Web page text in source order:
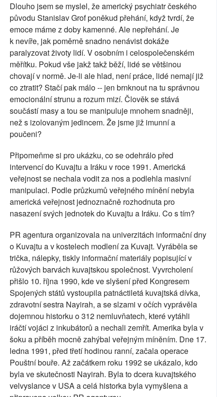
Dlouho jsem se myslel, že americký psychiatr českého
původu Stanislav Grof poněkud přehání, když tvrdí, že
emoce máme z doby kamenné. Ale nepřehání. Je
k nevíře, jak poměrně snadno nenávist dokáže
paralyzovat životy lidí. V osobním i celospolečenském
měřítku. Pokud vše jakž takž běží, lidé se většinou
chovají v normě. Je-li ale hlad, není práce, lidé nemají již
co ztratit? Stačí pak málo -- jen brnknout na tu správnou
emocionální strunu a rozum mizí. Člověk se stává
součástí masy a tou se manipuluje mnohem snadněji,
než s izolovaným jedincem. Že jsme již imunní a
poučeni?
Připomeňme si pro ukázku, co se odehrálo před
intervencí do Kuvajtu a Iráku v roce 1991. Americká
veřejnost se nechala vodit za nos a podlehla masivní
manipulaci. Podle průzkumů veřejného mínění nebyla
americká veřejnost jednoznačně rozhodnuta pro
nasazení svých jednotek do Kuvajtu a Iráku. Co s tím?
PR agentura organizovala na univerzitách informační dny
o Kuvajtu a v kostelech modlení za Kuvajt. Vyráběla se
trička, nálepky, tiskly informační materiály popisující v
růžových barvách kuvajtskou společnost. Vyvrcholení
přišlo 10. října 1990, kde ve slyšení před Kongresem
Spojených států vystoupila patnáctiletá kuvajtská dívka,
zdravotní sestra Nayirah, a se slzami v očích vyprávěla
dojemnou historku o 312 nemluvňatech, které vytáhli
iráčtí vojáci z inkubátorů a nechali zemřít. Amerika byla v
šoku a příběh mocně zahýbal veřejným míněním. Dne 17.
ledna 1991, před třetí hodinou ranní, začala operace
Pouštní bouře. Až začátkem roku 1992 se ukázalo, kdo
byla ve skutečnosti Nayirah. Byla to dcera kuvajtského
velvyslance v USA a celá historka byla vymyšlena a